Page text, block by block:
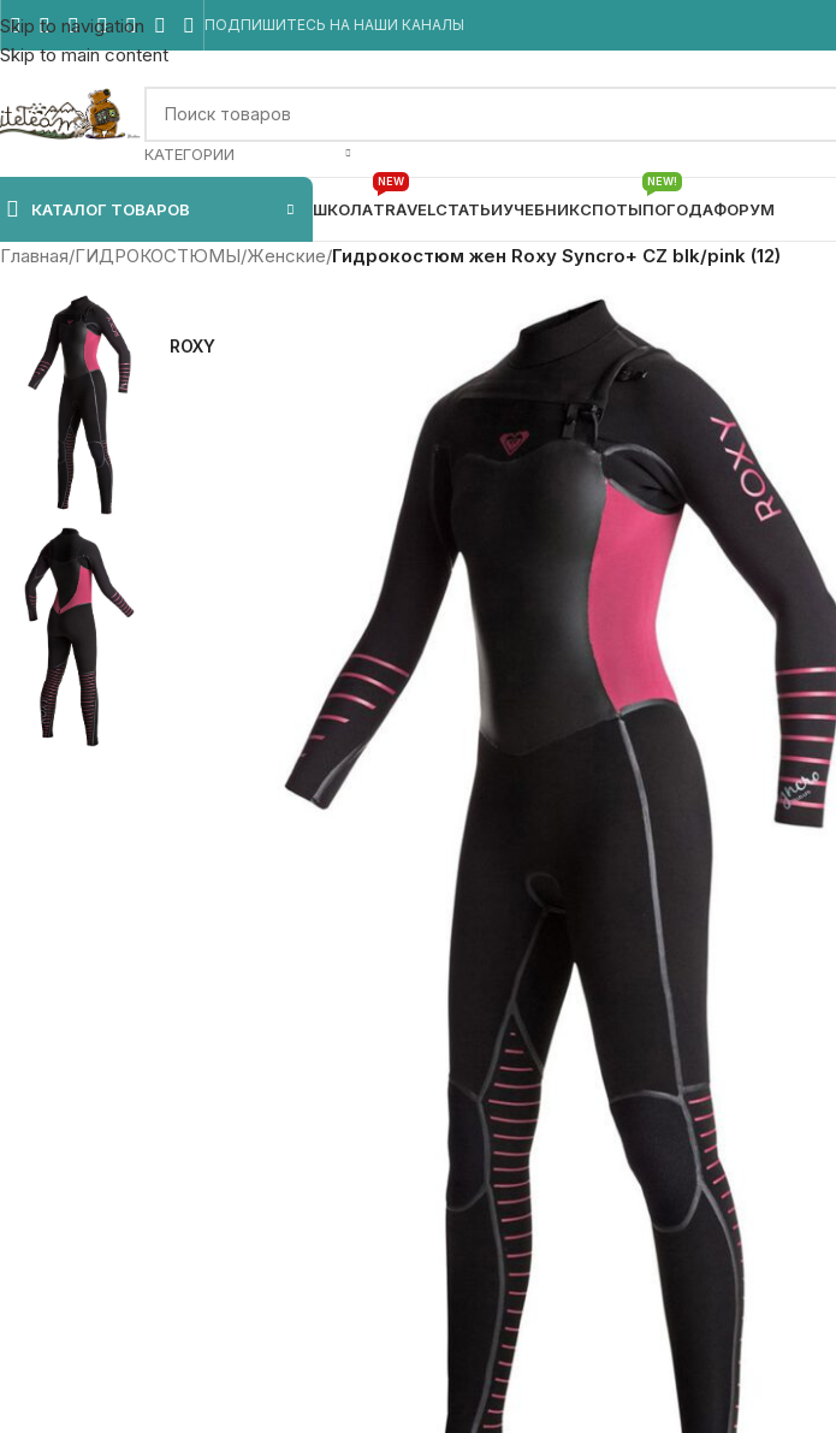
Skip to navigation
Skip to main content
ПОДПИШИТЕСЬ НА НАШИ КАНАЛЫ
КАТЕГОРИИ
КАТАЛОГ ТОВАРОВ ШКОЛАTRAVEL
NEW
СТАТЬИУЧЕБНИКСПОТЫПОГОДА
NEW!
ФОРУМ
Главная/ГИДРОКОСТЮМЫ/Женские/Гидрокостюм жен Roxy Syncro+ CZ blk/pink (12)
ROXY